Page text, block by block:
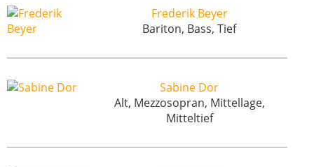
Frederik Beyer
Bariton, Bass, Tief
Sabine Dor
Alt, Mezzosopran, Mittellage,
Mitteltief